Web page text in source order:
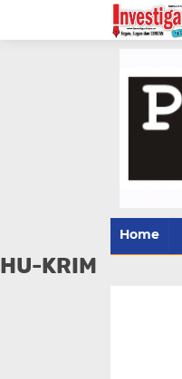
Home
HU-KRIM